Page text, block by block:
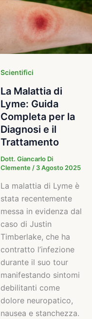
Scientifici
La Malattia di
Lyme: Guida
Completa per la
Diagnosi e il
Trattamento
Dott. Giancarlo Di
Clemente / 3 Agosto 2025
La malattia di Lyme è
stata recentemente
messa in evidenza dal
caso di Justin
Timberlake, che ha
contratto l’infezione
durante il suo tour
manifestando sintomi
debilitanti come
dolore neuropatico,
nausea e stanchezza.